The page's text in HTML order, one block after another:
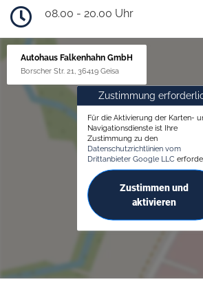
08.00 - 20.00 Uhr
Autohaus Falkenhahn GmbH
Borscher Str. 21, 36419 Geisa
Zustimmung
Für die Aktivierung der Karten-
Navigationsdienste ist Ihre
Zustimmung zu den
Datenschutzrichtlinien vom
Drittanbieter Google LLC
Zustimmen und
aktivieren